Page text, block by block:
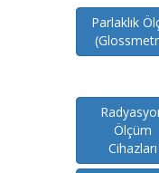
Parlaklık
Ölçüm
Cihazları